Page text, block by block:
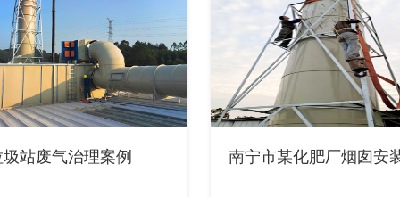
站废气治理案例 南宁市某化肥厂烟囱安